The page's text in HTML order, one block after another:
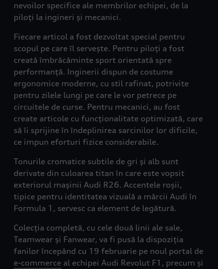
nevoilor specifice ale membrilor echipei, de la
piloți la ingineri și mecanici.
Fiecare articol a fost dezvoltat special pentru
scopul pe care îl servește. Pentru piloți a fost
creată îmbrăcăminte sport orientată spre
performanță. Inginerii dispun de costume
ergonomice moderne, cu stil rafinat, potrivite
pentru zilele lungi pe care le vor petrece pe
circuitele de curse. Pentru mecanici, au fost
create articole cu funcționalitate optimizată, care
să îi sprijine în îndeplinirea sarcinilor lor dificile,
ce impun eforturi fizice considerabile.
Tonurile cromatice subtile de gri și alb sunt
derivate din culoarea titan în care este vopsit
exteriorul mașinii Audi R26. Accentele roșii,
tipice pentru identitatea vizuală a mărcii Audi în
Formula 1, servesc ca element de legătură.
Colecția completă, cu cele două linii ale sale,
Teamwear și Fanwear, va fi pusă la dispoziția
fanilor începând cu 19 februarie pe noul portal de
e-commerce al echipei Audi Revolut F1, precum și